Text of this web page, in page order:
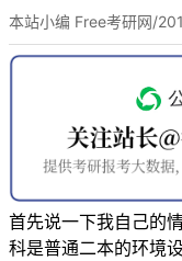
本站小编 Free考研网/
首先说一下我自己的
科是普通二本的环境